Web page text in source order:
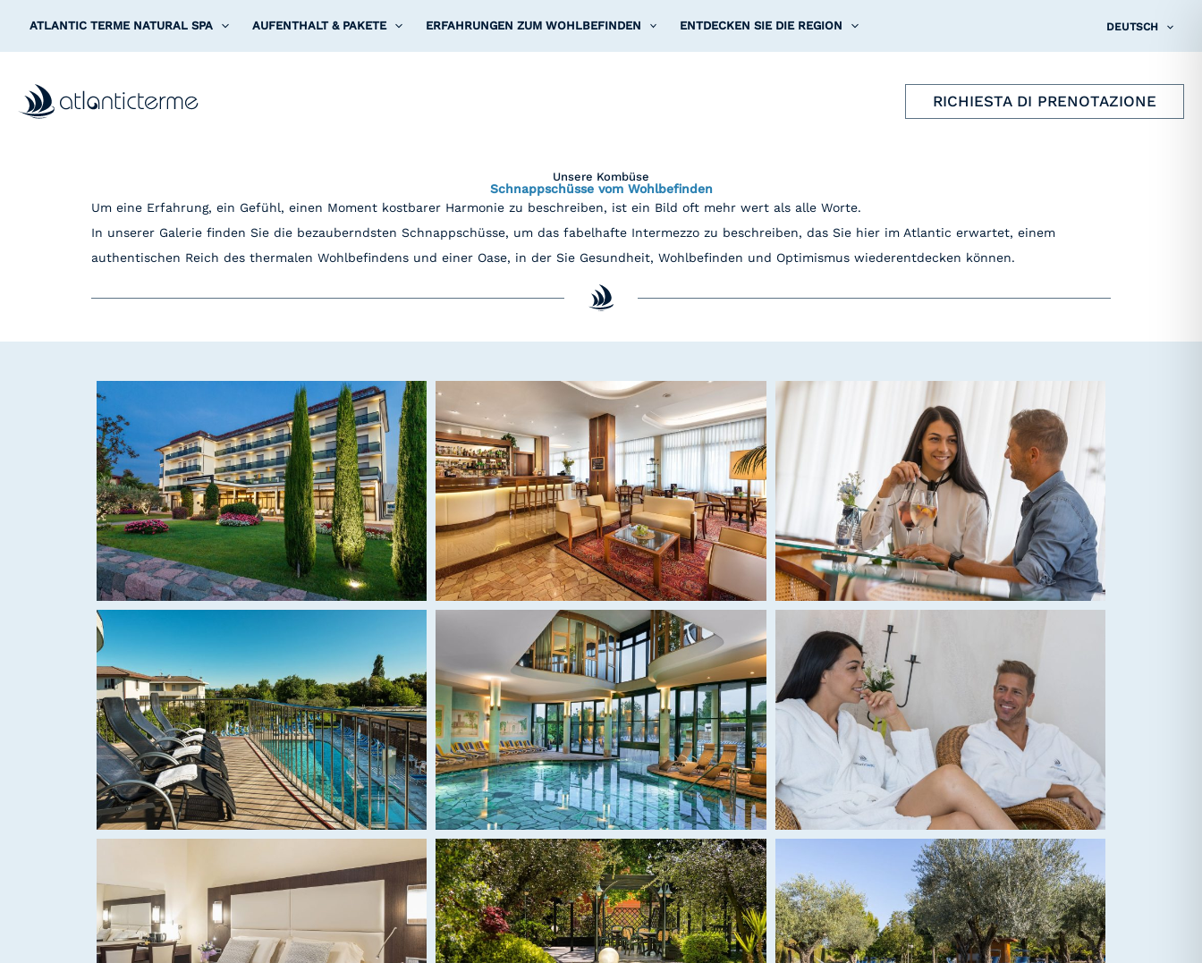
ATLANTIC TERME NATURAL SPA AUFENTHALT & PAKETE ERFAHRUNGEN ZUM WOHLBEFINDEN ENTDECKEN SIE DIE REGION DEUTSCH
RICHIESTA DI PRENOTAZIONE
Unsere Kombüse
Schnappschüsse vom Wohlbefinden
Um eine Erfahrung, ein Gefühl, einen Moment kostbarer Harmonie zu beschreiben, ist ein Bild oft mehr wert als alle Worte.
In unserer Galerie finden Sie die bezauberndsten Schnappschüsse, um das fabelhafte Intermezzo zu beschreiben, das Sie hier im Atlantic erwartet, einem
authentischen Reich des thermalen Wohlbefindens und einer Oase, in der Sie Gesundheit, Wohlbefinden und Optimismus wiederentdecken können.